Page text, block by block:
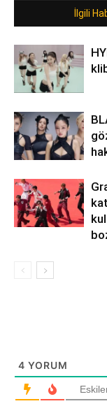
İlgili
4 YORUM